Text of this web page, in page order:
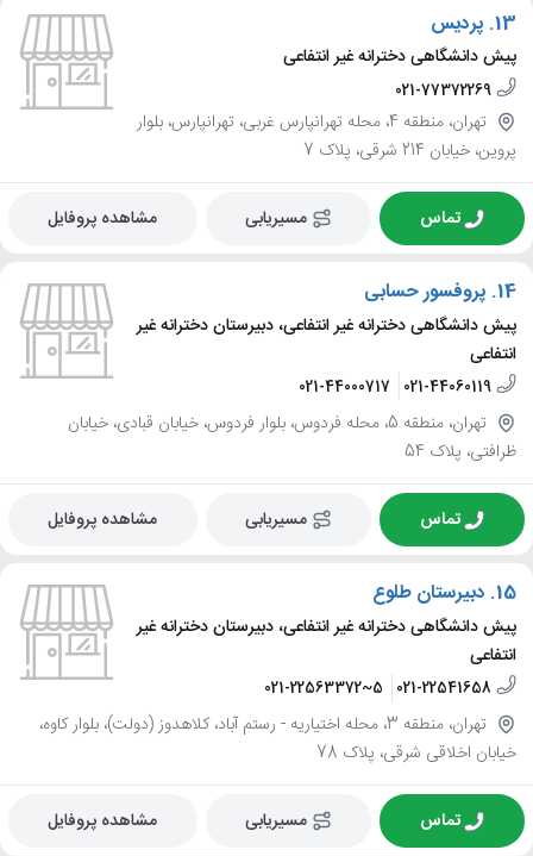
13. پردیس
پیش دانشگاهی دخترانه غیر انتفاعی
021-77372269
تهران، منطقه 4، محله تهرانپارس غربی، تهرانپارس، بلوار
پروین، خیابان 214 شرقی، پلاک 7
تماس مسیریابی مشاهده پروفایل
14. پروفسور حسابی
پیش دانشگاهی دخترانه غیر انتفاعی، دبیرستان دخترانه غیر
انتفاعی
021-44060119
021-44000717
تهران، منطقه 5، محله فردوس، بلوار فردوس، خیابان قبادی، خیابان
ظرافتی، پلاک 54
تماس مسیریابی مشاهده پروفایل
15. دبیرستان طلوع
پیش دانشگاهی دخترانه غیر انتفاعی، دبیرستان دخترانه غیر
انتفاعی
021-22541658
021-22563372~5
تهران، منطقه 3، محله اختیاریه - رستم آباد، کلاهدوز (دولت)، بلوار کاوه،
خیابان اخلاقی شرقی، پلاک 78
تماس مسیریابی مشاهده پروفایل